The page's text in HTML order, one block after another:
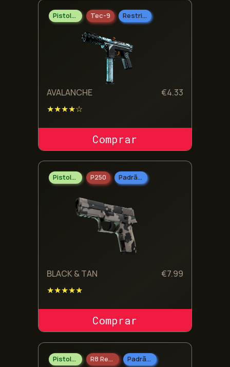
A Coleção Recoil
A Coleção Train 2021
A Coleção Vertigo 2021
Pistolas Tec-9 Restrito
AVALANCHE €4.33
★★★★☆
COMPRAR SKIN
Pistolas P250 Padrão Militar
BLACK & TAN €7.99
★★★★★
COMPRAR SKIN
Pistolas R8 Revolver Padrão Militar